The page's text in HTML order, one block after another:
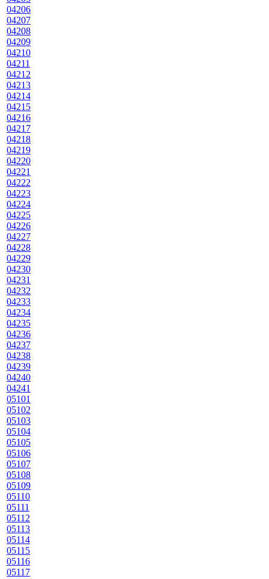
04206
04207
04208
04209
04210
04211
04212
04213
04214
04215
04216
04217
04218
04219
04220
04221
04222
04223
04224
04225
04226
04227
04228
04229
04230
04231
04232
04233
04234
04235
04236
04237
04238
04239
04240
04241
05101
05102
05103
05104
05105
05106
05107
05108
05109
05110
05111
05112
05113
05114
05115
05116
05117